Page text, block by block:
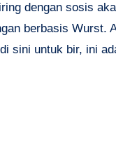
dengan sosis
berbasis Wurst.
sini untuk bir, ini